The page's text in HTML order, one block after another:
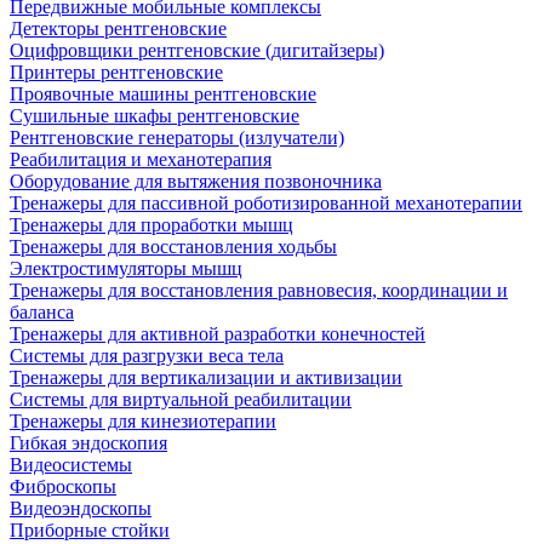
Передвижные мобильные комплексы
Детекторы рентгеновские
Оцифровщики рентгеновские (дигитайзеры)
Принтеры рентгеновские
Проявочные машины рентгеновские
Сушильные шкафы рентгеновские
Рентгеновские генераторы (излучатели)
Реабилитация и механотерапия
Оборудование для вытяжения позвоночника
Тренажеры для пассивной роботизированной механотерапии
Тренажеры для проработки мышц
Тренажеры для восстановления ходьбы
Электростимуляторы мышц
Тренажеры для восстановления равновесия, координации и
баланса
Тренажеры для активной разработки конечностей
Системы для разгрузки веса тела
Тренажеры для вертикализации и активизации
Системы для виртуальной реабилитации
Тренажеры для кинезиотерапии
Гибкая эндоскопия
Видеосистемы
Фиброскопы
Видеоэндоскопы
Приборные стойки